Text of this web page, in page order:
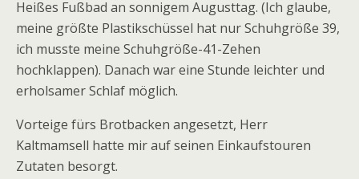
Heißes Fußbad an sonnigem Augusttag. (Ich glaube,
meine größte Plastikschüssel hat nur Schuhgröße 39,
ich musste meine Schuhgröße-41-Zehen
hochklappen). Danach war eine Stunde leichter und
erholsamer Schlaf möglich.
Vorteige fürs Brotbacken angesetzt, Herr
Kaltmamsell hatte mir auf seinen Einkaufstouren
Zutaten besorgt.